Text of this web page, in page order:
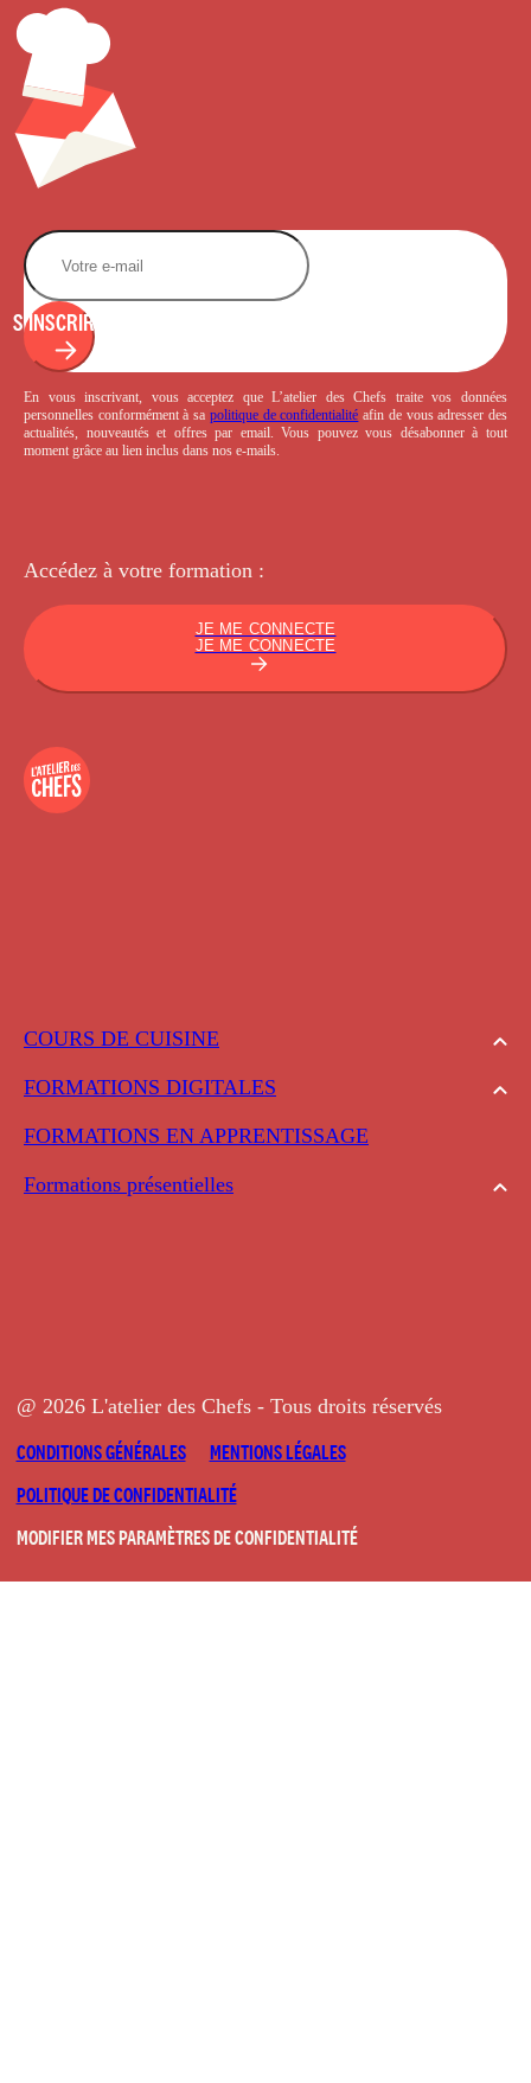
COURS DE CUISINE
FORMATIONS DIGITALES
FORMATIONS EN APPRENTISSAGE
Formations présentielles
S'INSCRIRE
En vous inscrivant, vous acceptez que L’atelier des Chefs traite vos données
personnelles conformément à sa politique de confidentialité afin de vous adresser des
actualités, nouveautés et offres par email. Vous pouvez vous désabonner à tout
moment grâce au lien inclus dans nos e-mails.
Accédez à votre formation :
JE ME CONNECTE
JE ME CONNECTE
@ 2026 L'atelier des Chefs - Tous droits réservés
CONDITIONS GÉNÉRALES
MENTIONS LÉGALES
POLITIQUE DE CONFIDENTIALITÉ
MODIFIER MES PARAMÈTRES DE CONFIDENTIALITÉ